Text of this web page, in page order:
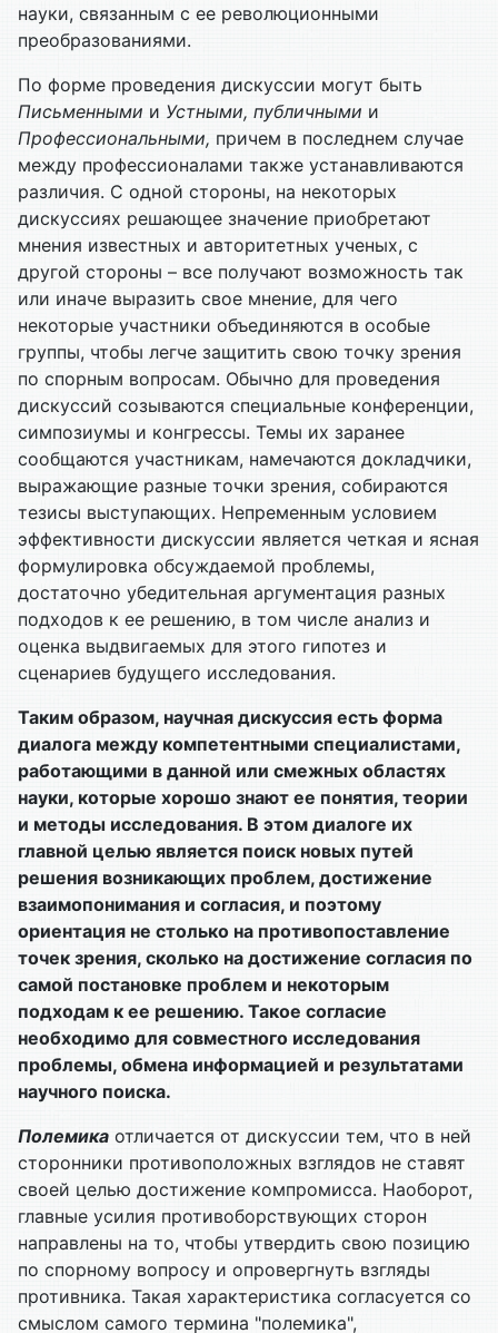
науки, связанным с ее революционными
преобразованиями.
По форме проведения дискуссии могут быть
Письменными и Устными, публичными и
Профессиональными, причем в последнем случае
между профессионалами также устанавливаются
различия. С одной стороны, на некоторых
дискуссиях решающее значение приобретают
мнения известных и авторитетных ученых, с
другой стороны – все получают возможность так
или иначе выразить свое мнение, для чего
некоторые участники объединяются в особые
группы, чтобы легче защитить свою точку зрения
по спорным вопросам. Обычно для проведения
дискуссий созываются специальные конференции,
симпозиумы и конгрессы. Темы их заранее
сообщаются участникам, намечаются докладчики,
выражающие разные точки зрения, собираются
тезисы выступающих. Непременным условием
эффективности дискуссии является четкая и ясная
формулировка обсуждаемой проблемы,
достаточно убедительная аргументация разных
подходов к ее решению, в том числе анализ и
оценка выдвигаемых для этого гипотез и
сценариев будущего исследования.
Таким образом, научная дискуссия есть форма
диалога между компетентными специалистами,
работающими в данной или смежных областях
науки, которые хорошо знают ее понятия, теории
и методы исследования. В этом диалоге их
главной целью является поиск новых путей
решения возникающих проблем, достижение
взаимопонимания и согласия, и поэтому
ориентация не столько на противопоставление
точек зрения, сколько на достижение согласия по
самой постановке проблем и некоторым
подходам к ее решению. Такое согласие
необходимо для совместного исследования
проблемы, обмена информацией и результатами
научного поиска.
Полемика отличается от дискуссии тем, что в ней
сторонники противоположных взглядов не ставят
своей целью достижение компромисса. Наоборот,
главные усилия противоборствующих сторон
направлены на то, чтобы утвердить свою позицию
по спорному вопросу и опровергнуть взгляды
противника. Такая характеристика согласуется со
смыслом самого термина "полемика",